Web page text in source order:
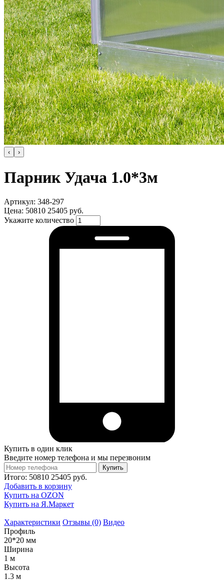
‹ ›
Парник Удача 1.0*3м
Артикул: 348-297
Цена: 50810 25405 руб.
Укажите количество
Купить в один клик
Введите номер телефона и мы перезвоним
Купить
Итого: 50810 25405 руб.
Добавить в корзину
Купить на OZON
Купить на Я.Маркет
Характеристики Отзывы (0) Видео
Профиль
20*20 мм
Ширина
1 м
Высота
1.3 м